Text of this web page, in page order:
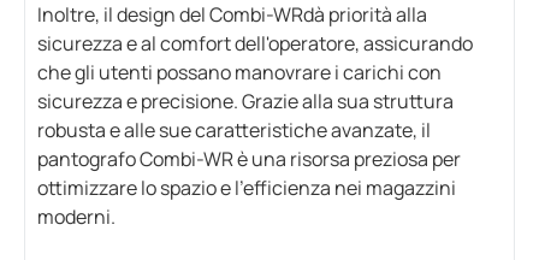
Inoltre, il design del Combi-WRdà priorità alla
sicurezza e al comfort dell'operatore, assicurando
che gli utenti possano manovrare i carichi con
sicurezza e precisione. Grazie alla sua struttura
robusta e alle sue caratteristiche avanzate, il
pantografo Combi-WR è una risorsa preziosa per
ottimizzare lo spazio e l'efficienza nei magazzini
moderni.